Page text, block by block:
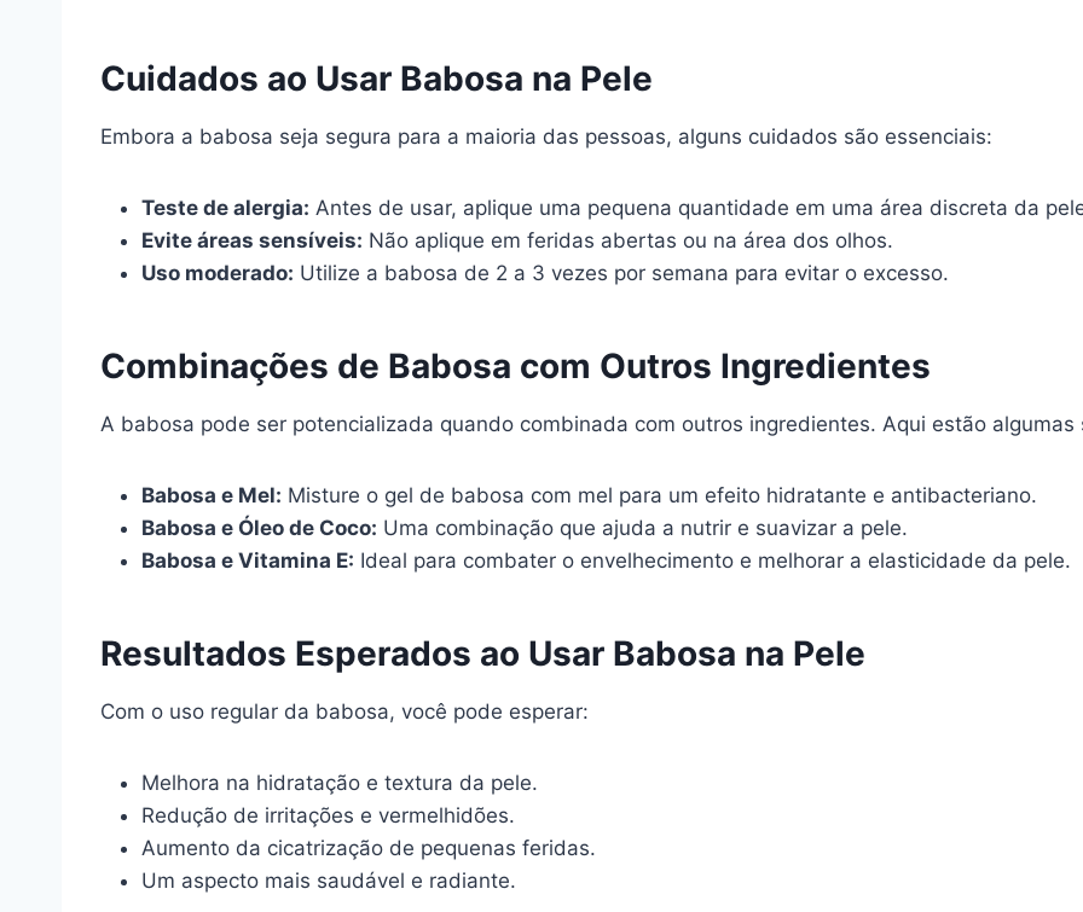
Cuidados ao Usar Babosa na Pele
Embora a babosa seja segura para a maioria das pessoas, alguns cuidados são essenciais:
Teste de alergia: Antes de usar, aplique uma pequena quantidade em uma área discreta da
Evite áreas sensíveis: Não aplique em feridas abertas ou na área dos olhos.
Uso moderado: Utilize a babosa de 2 a 3 vezes por semana para evitar o excesso.
Combinações de Babosa com Outros Ingredientes
A babosa pode ser potencializada quando combinada com outros ingredientes. Aqui estão algumas
Babosa e Mel: Misture o gel de babosa com mel para um efeito hidratante e antibacteriano.
Babosa e Óleo de Coco: Uma combinação que ajuda a nutrir e suavizar a pele.
Babosa e Vitamina E: Ideal para combater o envelhecimento e melhorar a elasticidade da pele.
Resultados Esperados ao Usar Babosa na Pele
Com o uso regular da babosa, você pode esperar:
Melhora na hidratação e textura da pele.
Redução de irritações e vermelhidões.
Aumento da cicatrização de pequenas feridas.
Um aspecto mais saudável e radiante.